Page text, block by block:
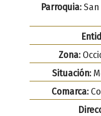
Parroquia:
Zona:
Situación:
Comarca: